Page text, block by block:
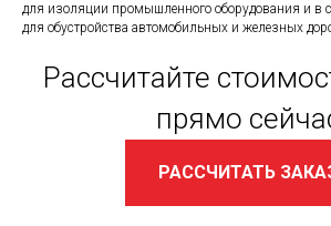
для изоляции промышленного оборудования и в
для обустройства автомобильных и железных
Рассчитайте
прямо
РАССЧИТАТЬ